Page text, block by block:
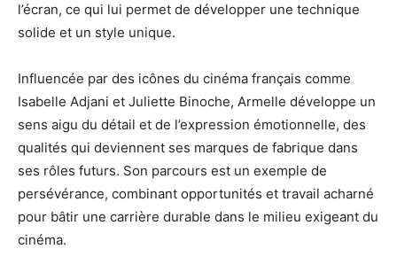
l’écran, ce qui lui permet de développer une technique
solide et un style unique.
Influencée par des icônes du cinéma français comme
Isabelle Adjani et Juliette Binoche, Armelle développe un
sens aigu du détail et de l’expression émotionnelle, des
qualités qui deviennent ses marques de fabrique dans
ses rôles futurs. Son parcours est un exemple de
persévérance, combinant opportunités et travail acharné
pour bâtir une carrière durable dans le milieu exigeant du
cinéma.